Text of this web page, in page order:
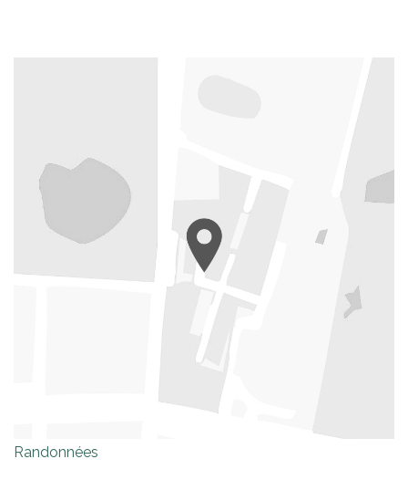
Randonnées